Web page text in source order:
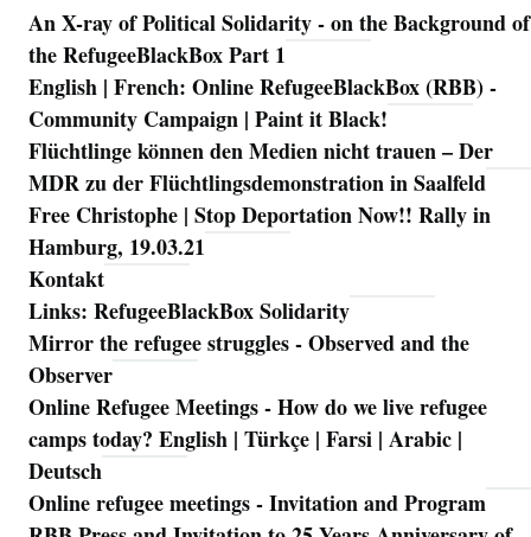
Navigation
An X-ray of Political Solidarity - on the Background of
the RefugeeBlackBox Part 1
English | French: Online RefugeeBlackBox (RBB) -
Community Campaign | Paint it Black!
Flüchtlinge können den Medien nicht trauen – Der
MDR zu der Flüchtlingsdemonstration in Saalfeld
Free Christophe | Stop Deportation Now!! Rally in
Hamburg, 19.03.21
Kontakt
Links: RefugeeBlackBox Solidarity
Mirror the refugee struggles - Observed and the
Observer
Online Refugee Meetings - How do we live refugee
camps today? English | Türkçe | Farsi | Arabic |
Deutsch
Online refugee meetings - Invitation and Program